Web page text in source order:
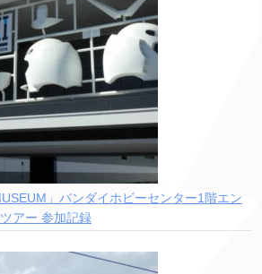
」バンダイホビーセンター1階エン
アー 参加記録